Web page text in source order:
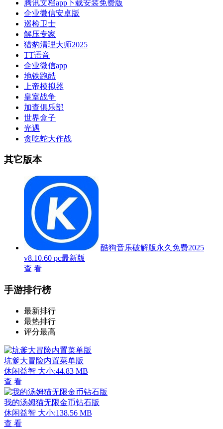
腾讯文档app下载安装免费版
企业微信安卓版
巡检卫士
解压专家
猎豹清理大师2025
TT语音
企业微信app
地铁跑酷
上帝模拟器
皇室战争
加查俱乐部
世界盒子
光遇
贪吃蛇大作战
其它版本
酷狗音乐破解版永久免费2025
v8.10.60 pc最新版
查 看
手游排行榜
最新排行
最热排行
评分最高
坑爹大冒险内置菜单版
休闲益智 大小:44.83 MB
查 看
我的汤姆猫无限金币钻石版
休闲益智 大小:138.56 MB
查 看